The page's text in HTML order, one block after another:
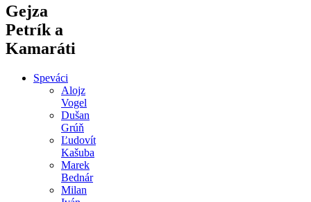
Gejza
Petrík a
Kamaráti
Speváci
Alojz
Vogel
Dušan
Grúň
Ľudovít
Kašuba
Marek
Bednár
Milan